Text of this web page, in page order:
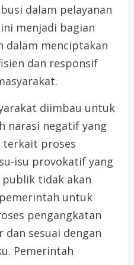
dalam pelayanan
menjadi bagian
dalam menciptakan
dan responsif
diimbau untuk
narasi negatif yang
terkait proses
isu provokatif yang
publik tidak akan
untuk
pengangkatan
dan sesuai dengan
Pemerintah